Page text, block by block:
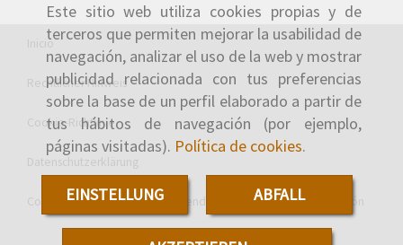
Este sitio web utiliza cookies propias y de
terceros que permiten mejorar la usabilidad de
navegación, analizar el uso de la web y mostrar
publicidad relacionada con tus preferencias
sobre la base de un perfil elaborado a partir de
tus hábitos de navegación (por ejemplo,
páginas visitadas). Política de cookies.
EINSTELLUNG ABFALL
Inicio
Rechtlicher Hinweis
Cookie-Richtlinie
Datenschutzerklärung
Consejería de Economía y Hacienda de la Junta de Castilla y León